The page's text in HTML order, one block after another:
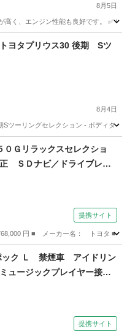
8月5日
く、エンジン性能も良好です。 ✅
トヨタプリウス30 後期 Sツ
8月4日
ツーリングセレクション - ボディタ
０Ｇリラックスセレクショ
ＳＤナビ／ドライブレコ
ランプ ＨＩＤ／ＥＴＣ／
り防止装置／衝突安全ボデ
／アルミホイール 純正 １
提携サイト
円 ■ メーカー名： トヨタ ■
ック Ｌ 禁煙車 アイドリン
ージックプレイヤー接続
ー ＡＷ１４インチ エア
ウ パワーステアリング
置 運転席・助手席エアバ
提携サイト